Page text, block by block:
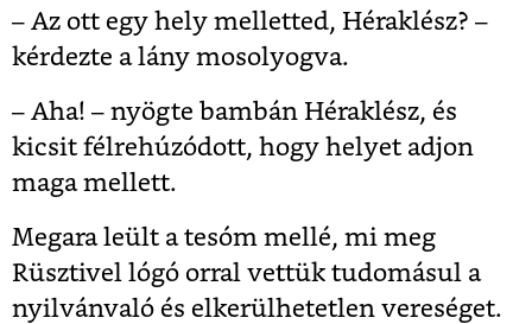
– Az ott egy hely melletted, Héraklész? –
kérdezte a lány mosolyogva.
– Aha! – nyögte bambán Héraklész, és
kicsit félrehúzódott, hogy helyet adjon
maga mellett.
Megara leült a tesóm mellé, mi meg
Rüsztivel lógó orral vettük tudomásul a
nyilvánvaló és elkerülhetetlen vereséget.